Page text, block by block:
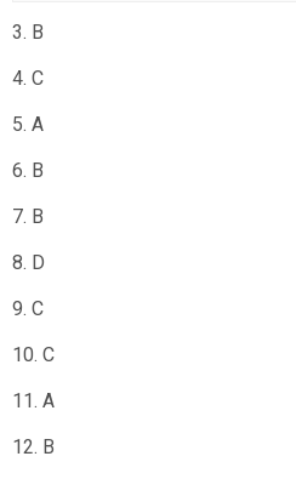
3. B
4. C
5. A
6. B
7. B
8. D
9. C
10. C
11. A
12. B